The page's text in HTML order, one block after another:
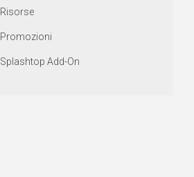
Risorse
Promozioni
Splashtop Add-On